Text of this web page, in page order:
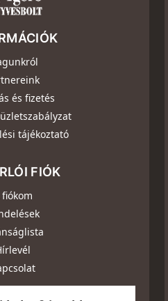
és fizetés
tájékoztató
FIÓK
fiókom